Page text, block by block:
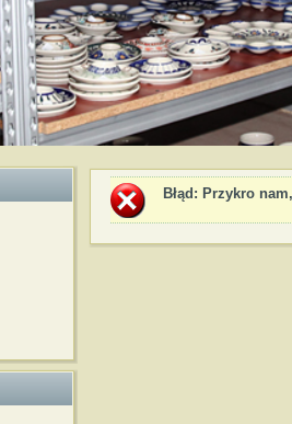
Błąd : Przykro